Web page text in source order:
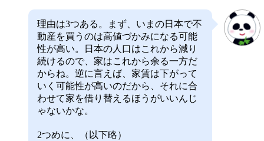
理由は3つある。まず、いまの日本で不
動産を買うのは高値づかみになる可能
性が高い。日本の人口はこれから減り
続けるので、家はこれから余る一方だ
からね。逆に言えば、家賃は下がって
いく可能性が高いのだから、それに合
わせて家を借り替えるほうがいいんじ
ゃないかな。
2つめに、（以下略）